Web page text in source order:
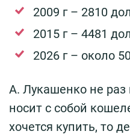
2009 г – 2810
2015 г – 4481
2026 г – около
А. Лукашенко не раз
носит с собой
хочется купить, то